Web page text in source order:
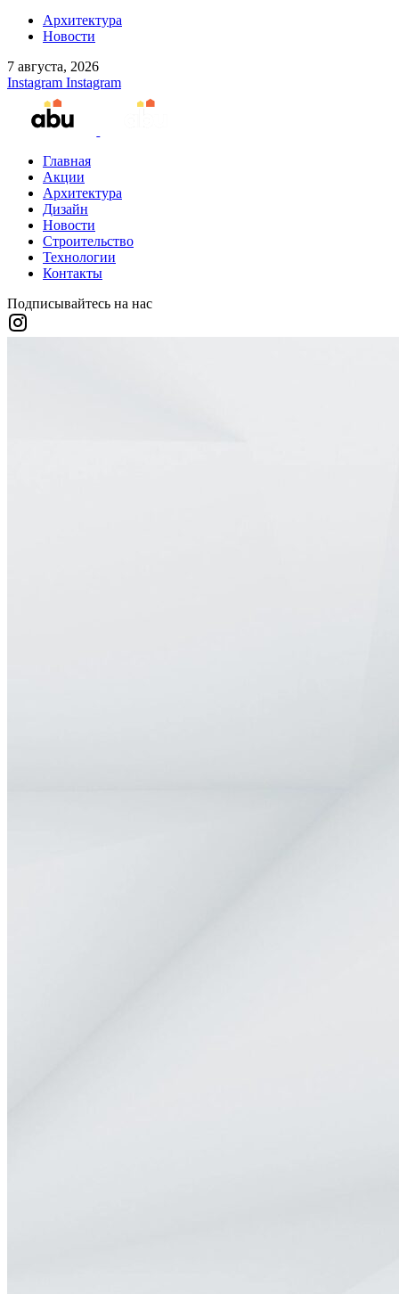
Архитектура
Новости
7 августа, 2026
Instagram Instagram
Главная
Акции
Архитектура
Дизайн
Новости
Строительство
Технологии
Контакты
Подписывайтесь на нас